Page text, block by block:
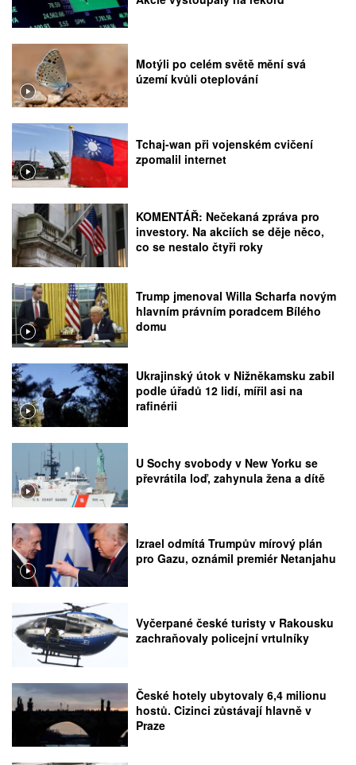
Motýli po celém světě mění svá
území kvůli oteplování
Tchaj-wan při vojenském cvičení
zpomalil internet
KOMENTÁŘ: Nečekaná zpráva pro
investory. Na akciích se děje něco,
co se nestalo čtyři roky
Trump jmenoval Willa Scharfa novým
hlavním právním poradcem Bílého
domu
Ukrajinský útok v Nižněkamsku zabil
podle úřadů 12 lidí, mířil asi na
rafinérii
U Sochy svobody v New Yorku se
převrátila loď, zahynula žena a dítě
Izrael odmítá Trumpův mírový plán
pro Gazu, oznámil premiér Netanjahu
Vyčerpané české turisty v Rakousku
zachraňovaly policejní vrtulníky
České hotely ubytovaly 6,4 milionu
hostů. Cizinci zůstávají hlavně v
Praze